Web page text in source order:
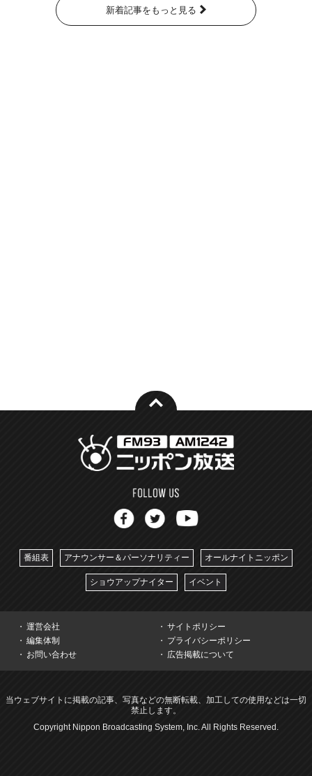
新着記事をもっと見る
番組表 アナウンサー＆パーソナリティー オールナイトニッポン
ショウアップナイター イベント
運営会社
サイトポリシー
編集体制
プライバシーポリシー
お問い合わせ
広告掲載について
当ウェブサイトに掲載の記事、写真などの無断転載、加工しての使用などは一切
禁止します。
Copyright Nippon Broadcasting System, Inc. All Rights Reserved.